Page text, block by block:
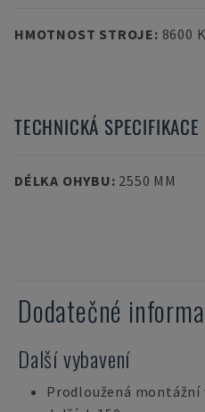
HMOTNOST STROJE: 8600
TECHNICKÁ SPECIFIKACE
DÉLKA OHYBU: 2550 MM
Dodatečné
Další vybavení
Prodloužená montážní